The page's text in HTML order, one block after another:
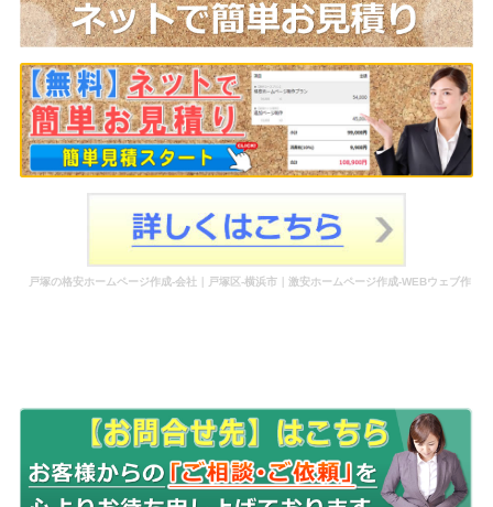
戸塚の格安ホームページ作成-会社｜戸塚区-横浜市｜激安ホームページ作成-WEBウェブ作